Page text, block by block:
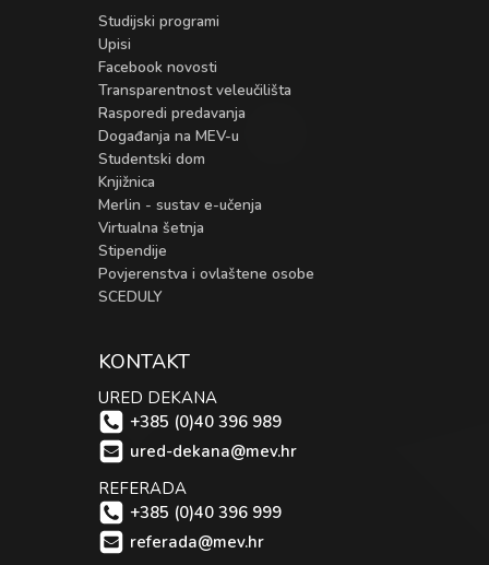
Studijski programi
Upisi
Facebook novosti
Transparentnost veleučilišta
Rasporedi predavanja
Događanja na MEV-u
Studentski dom
Knjižnica
Merlin - sustav e-učenja
Virtualna šetnja
Stipendije
Povjerenstva i ovlaštene osobe
SCEDULY
KONTAKT
URED DEKANA
+385 (0)40 396 989
ured-dekana@mev.hr
REFERADA
+385 (0)40 396 999
referada@mev.hr